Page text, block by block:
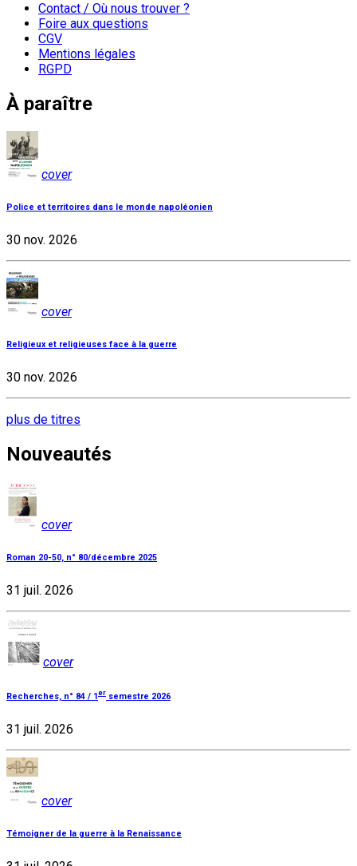
Contact / Où nous trouver ?
Foire aux questions
CGV
Mentions légales
RGPD
À paraître
cover
Police et territoires dans le monde napoléonien
30 nov. 2026
cover
Religieux et religieuses face à la guerre
30 nov. 2026
plus de titres
Nouveautés
cover
Roman 20-50, n° 80/décembre 2025
31 juil. 2026
cover
Recherches, n° 84 / 1 er semestre 2026
31 juil. 2026
cover
Témoigner de la guerre à la Renaissance